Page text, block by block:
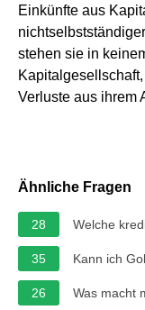
Einkünfte aus
stehen sie in
Verluste aus ihrem
Ähnliche Fragen
28 Welche
35 Kann ich
26 Was macht